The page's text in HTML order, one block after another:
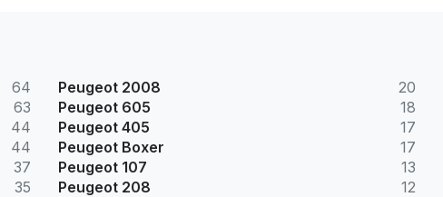
64
63
44
44
37
35
Peugeot 2008
20
Peugeot 605
18
Peugeot 405
17
Peugeot Boxer
17
Peugeot 107
13
Peugeot 208
12